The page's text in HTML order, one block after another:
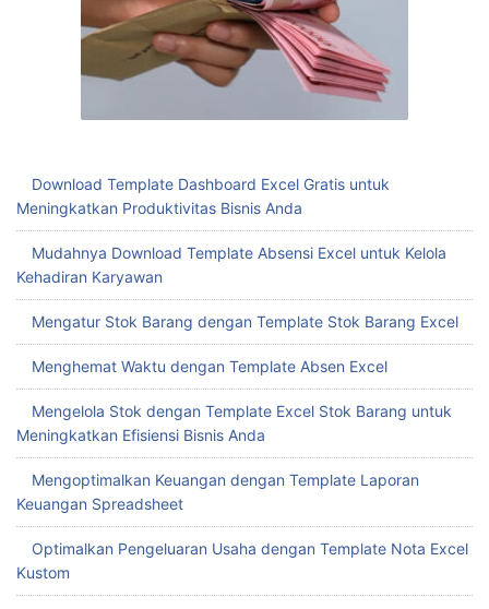
Download Template Dashboard Excel Gratis untuk
Meningkatkan Produktivitas Bisnis Anda
Mudahnya Download Template Absensi Excel untuk Kelola
Kehadiran Karyawan
Mengatur Stok Barang dengan Template Stok Barang Excel
Menghemat Waktu dengan Template Absen Excel
Mengelola Stok dengan Template Excel Stok Barang untuk
Meningkatkan Efisiensi Bisnis Anda